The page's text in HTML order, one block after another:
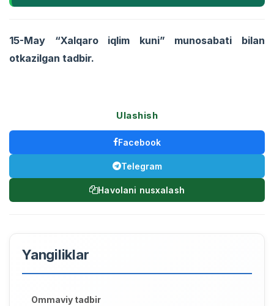
15-May “Xalqaro iqlim kuni” munosabati bilan
otkazilgan tadbir.
Ulashish
Facebook
Telegram
Havolani nusxalash
Yangiliklar
Ommaviy tadbir